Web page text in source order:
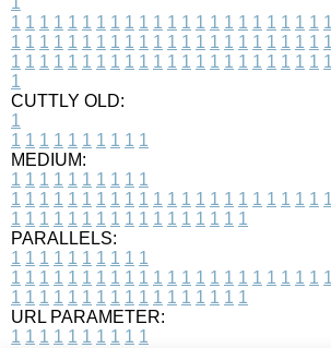
1 1 1 1 1 1 1 1 1 1 1 1 1 1 1 1 1 1 1 1 1 1 1
1 1 1 1 1 1 1 1 1 1 1 1 1 1 1 1 1 1 1 1 1 1 1
1 1 1 1 1 1 1 1 1 1 1 1 1 1 1 1 1 1 1 1 1 1 1
1
CUTTLY OLD:
1
1 1 1 1 1 1 1 1 1 1
MEDIUM:
1 1 1 1 1 1 1 1 1 1
1 1 1 1 1 1 1 1 1 1 1 1 1 1 1 1 1 1 1 1 1 1 1
1 1 1 1 1 1 1 1 1 1 1 1 1 1 1 1 1
PARALLELS:
1 1 1 1 1 1 1 1 1 1
1 1 1 1 1 1 1 1 1 1 1 1 1 1 1 1 1 1 1 1 1 1 1
1 1 1 1 1 1 1 1 1 1 1 1 1 1 1 1 1
URL PARAMETER:
1 1 1 1 1 1 1 1 1 1